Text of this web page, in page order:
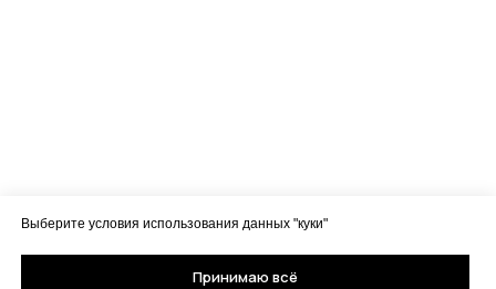
Выберите условия использования данных "куки"
Принимаю всё